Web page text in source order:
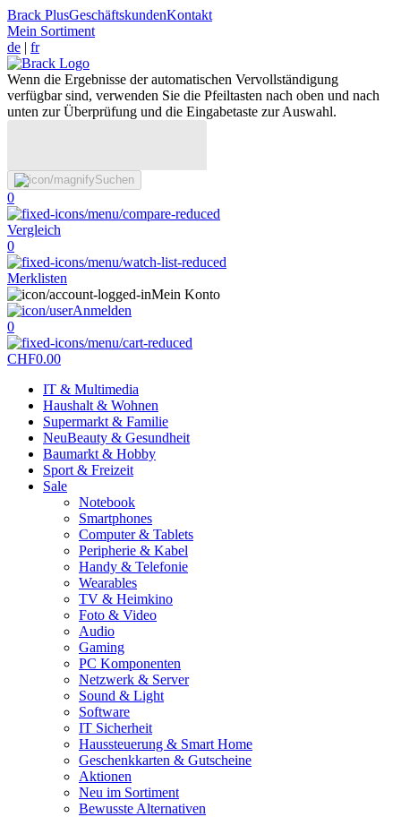
Brack PlusGeschäftskundenKontakt
Mein Sortiment
de | fr
Wenn die Ergebnisse der automatischen Vervollständigung
verfügbar sind, verwenden Sie die Pfeiltasten nach oben und nach
unten zur Überprüfung und die Eingabetaste zur Auswahl.
Suchen
0
Vergleich
0
Merklisten
Mein Konto
Anmelden
0
CHF0.00
IT & Multimedia
Haushalt & Wohnen
Supermarkt & Familie
NeuBeauty & Gesundheit
Baumarkt & Hobby
Sport & Freizeit
Sale
Notebook
Smartphones
Computer & Tablets
Peripherie & Kabel
Handy & Telefonie
Wearables
TV & Heimkino
Foto & Video
Audio
Gaming
PC Komponenten
Netzwerk & Server
Sound & Light
Software
IT Sicherheit
Haussteuerung & Smart Home
Geschenkkarten & Gutscheine
Aktionen
Neu im Sortiment
Bewusste Alternativen